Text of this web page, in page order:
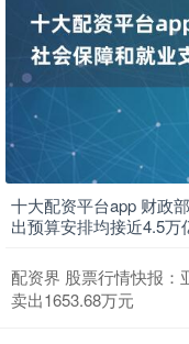
十大配资平台app 财政
出预算安排均接近4.5万
配资界 股票行情快报：
卖出1653.68万元